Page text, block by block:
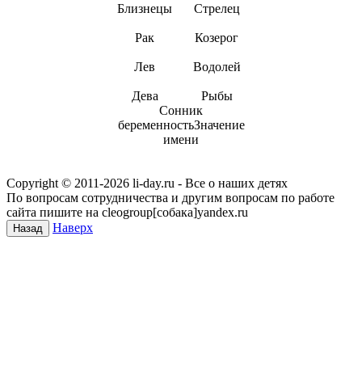
Близнецы
Рак
Лев
Дева
Стрелец
Козерог
Водолей
Рыбы
Сонник
беременностьЗначение
имени
Copyright © 2011-2026 li-day.ru - Все о наших детях
По вопросам сотрудничества и другим вопросам по работе
сайта пишите на cleogroup[собака]yandex.ru
Наверх